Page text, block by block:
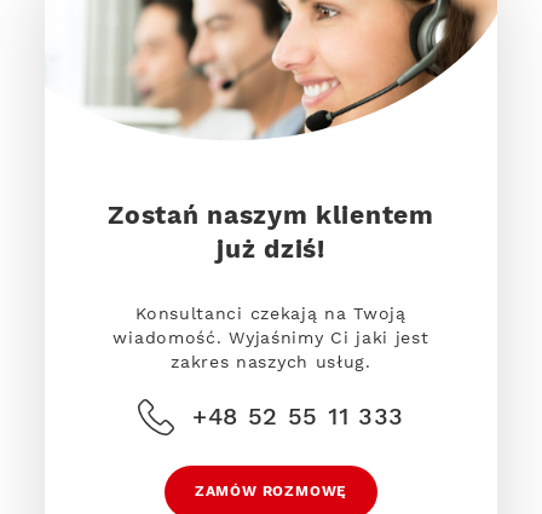
Zostań naszym klientem
już dziś!
Konsultanci czekają na Twoją
wiadomość. Wyjaśnimy Ci jaki jest
zakres naszych usług.
+48 52 55 11 333
ZAMÓW ROZMOWĘ